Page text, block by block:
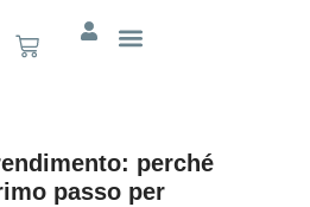
perché
passo per